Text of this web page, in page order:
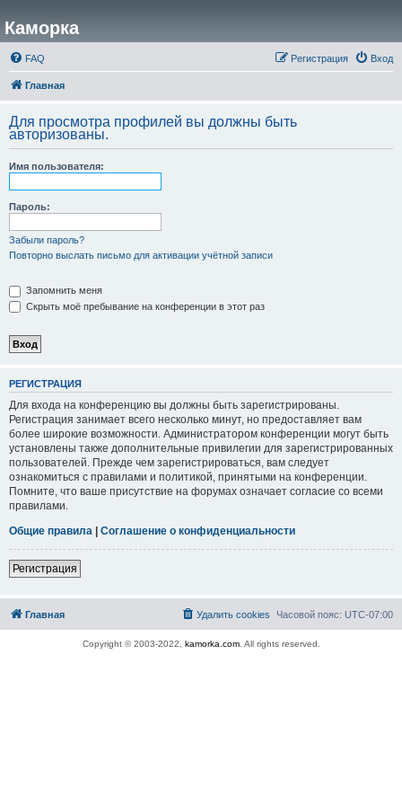
Каморка
FAQ Вход
Регистрация
Главная
Для просмотра профилей вы должны быть
авторизованы.
Имя пользователя:
Пароль:
Забыли пароль?
Повторно выслать письмо для активации учётной записи
Запомнить меня
Скрыть моё пребывание на конференции в этот раз
РЕГИСТРАЦИЯ
Для входа на конференцию вы должны быть зарегистрированы.
Регистрация занимает всего несколько минут, но предоставляет вам
более широкие возможности. Администратором конференции могут быть
установлены также дополнительные привилегии для зарегистрированных
пользователей. Прежде чем зарегистрироваться, вам следует
ознакомиться с правилами и политикой, принятыми на конференции.
Помните, что ваше присутствие на форумах означает согласие со всеми
правилами.
Общие правила | Соглашение о конфиденциальности
Регистрация
Главная Часовой пояс: UTC-07:00
Удалить cookies
Copyright © 2003-2022, kamorka.com. All rights reserved.